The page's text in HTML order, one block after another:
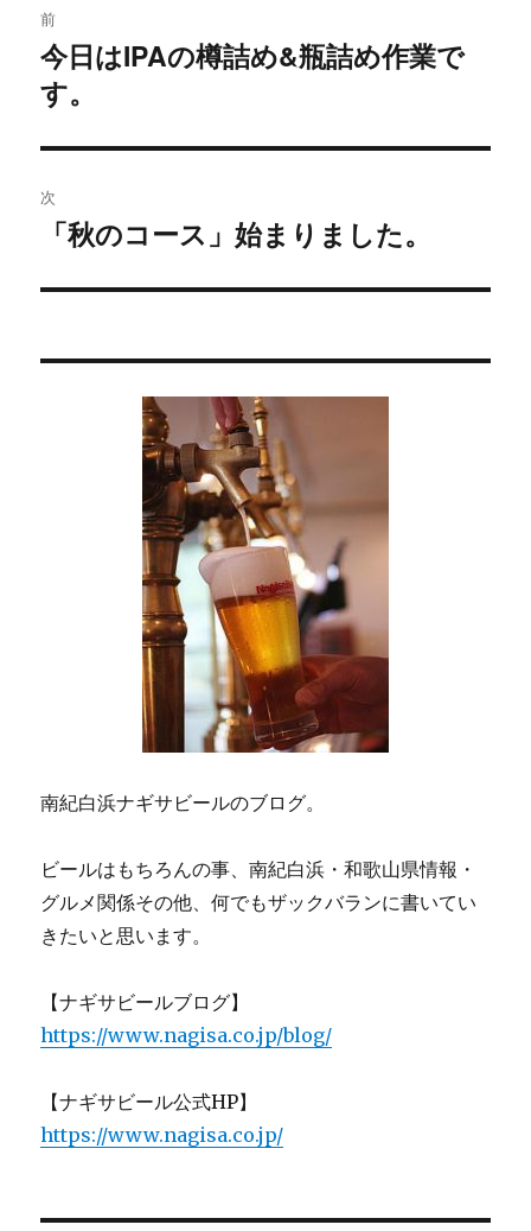
稿
ナ
ビ
ゲ
ー
シ
前
過
去
投
稿:
今日はIPAの樽詰め&瓶詰め作業で
す。
次
次
投
「秋のコース」始まりました。
南紀白浜ナギサビールのブログ。
ビールはもちろんの事、南紀白浜・和歌山県情報・
グルメ関係その他、何でもザックバランに書いてい
きたいと思います。
【ナギサビールブログ】
https://www.nagisa.co.jp/blog/
【ナギサビール公式HP】
https://www.nagisa.co.jp/